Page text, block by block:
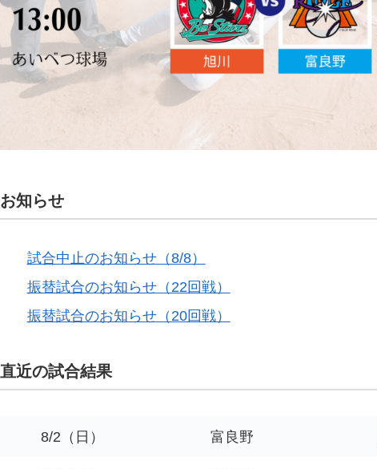
お知らせ
試合中止のお知らせ（8/8）
振替試合のお知らせ（22回戦）
振替試合のお知らせ（20回戦）
直近の試合結果
8/2（日） 富良野